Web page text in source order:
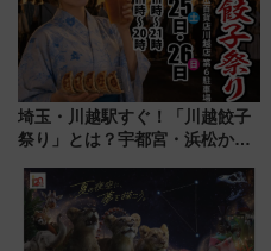
埼玉・川越駅すぐ！「川越餃子
祭り」とは？宇都宮・浜松から
を食べ比べ【7月25日・26日開
催】